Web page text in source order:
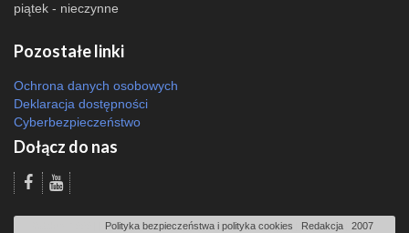
piątek - nieczynne
Pozostałe linki
Ochrona danych osobowych
Deklaracja dostępności
Cyberbezpieczeństwo
Dołącz do nas
Polityka bezpieczeństwa i polityka cookies Redakcja
2007